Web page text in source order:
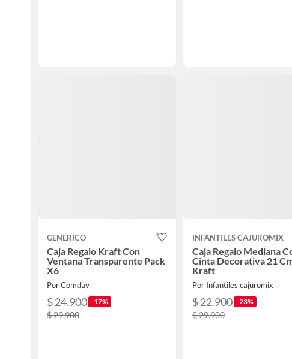
GENERICO
Caja Regalo Kraft Con
Ventana Transparente Pack
X6
Por Comdav
$ 24.900 -17%
$ 29.900
INFANTILES CAJUROMIX
Caja Regalo Mediana
Cinta Decorativa 21
Kraft
Por Infantiles cajuromix
$ 22.900 -23%
$ 29.900